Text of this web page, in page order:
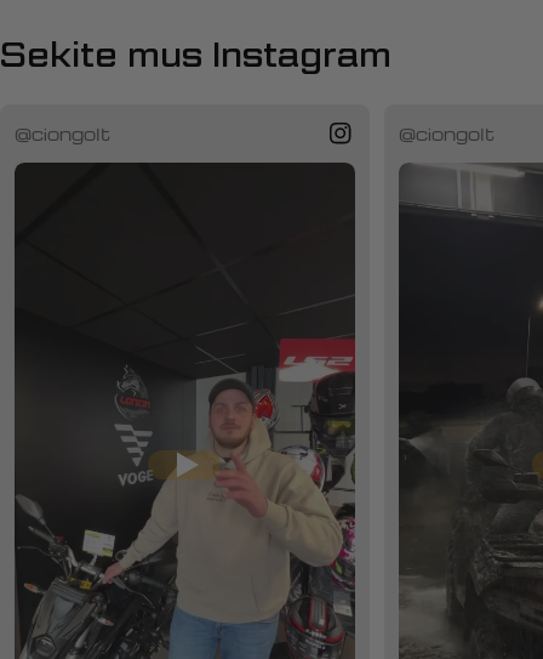
Sekite mus Instagram
@ciongolt @ciongolt